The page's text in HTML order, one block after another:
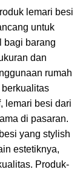
lemari besi
untuk
bagi barang
dan
rumah
lemari besi dari
di pasaran.
yang stylish
estetiknya,
Produk-